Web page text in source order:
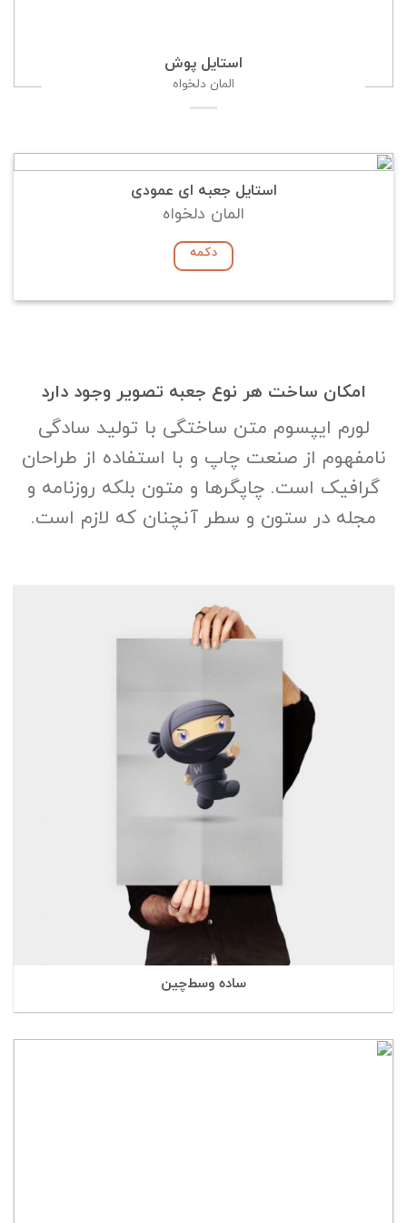
استایل پوش
المان دلخواه
استایل جعبه ای عمودی
المان دلخواه
دکمه
امکان ساخت هر نوع جعبه تصویر وجود دارد
لورم ایپسوم متن ساختگی با تولید سادگی
نامفهوم از صنعت چاپ و با استفاده از طراحان
گرافیک است. چاپگرها و متون بلکه روزنامه و
مجله در ستون و سطر آنچنان که لازم است.
ساده وسط‌چین